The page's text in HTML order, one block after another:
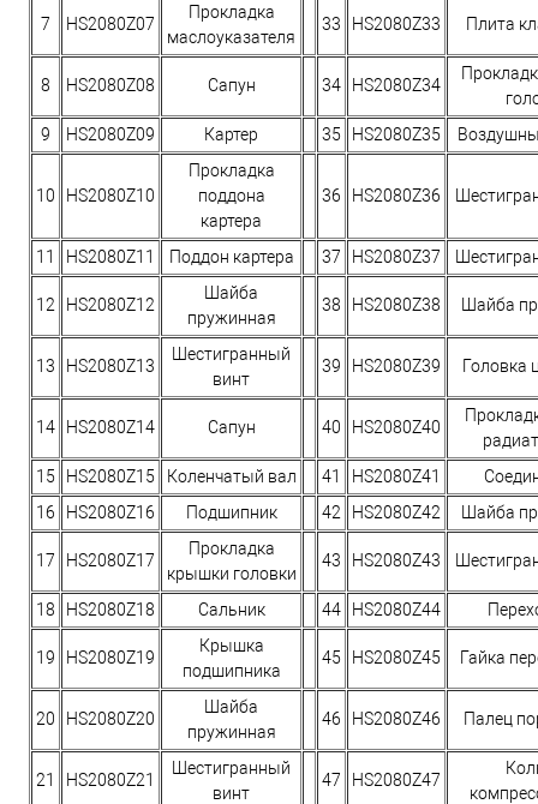
7 HS2080Z07
Прокладка
маслоуказателя
33 HS2080Z33 Плита
8 HS2080Z08 Сапун 34 HS2080Z34
9
HS2080Z09 Картер 35 HS2080Z35
10 HS2080Z10
Прокладка
поддона
картера
36 HS2080Z36
11 HS2080Z11 Поддон картера 37 HS2080Z37
12 HS2080Z12
Шайба
пружинная
38 HS2080Z38 Шайба
13 HS2080Z13
Шестигранный
винт
39 HS2080Z39 Головка
14 HS2080Z14 Сапун 40 HS2080Z40
15
HS2080Z15 Коленчатый вал 41 HS2080Z41
16
HS2080Z16 Подшипник 42 HS2080Z42 Шайба
17 HS2080Z17
Прокладка
крышки головки
43 HS2080Z43
18 HS2080Z18 Сальник 44 HS2080Z44
19 HS2080Z19
Крышка
подшипника
45 HS2080Z45 Гайка
20 HS2080Z20
Шайба
пружинная
46 HS2080Z46 Палец
21 HS2080Z21
Шестигранный
винт
47 HS2080Z47